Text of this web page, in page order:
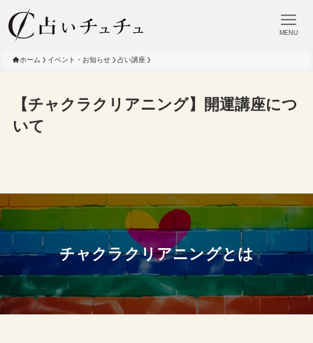
MENU
ホーム イベント・お知らせ 占い講座
【チャクラクリアニング】開運講座につ
いて
チャクラクリアニングとは